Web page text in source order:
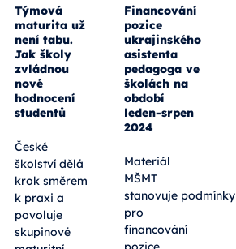
Týmová
maturita už
není tabu.
Jak školy
zvládnou
nové
hodnocení
studentů
České
školství dělá
krok směrem
k praxi a
povoluje
skupinové
Financování
pozice
ukrajinského
asistenta
pedagoga ve
školách na
období
leden-srpen
2024
Materiál
MŠMT
stanovuje podmínky
pro
financování